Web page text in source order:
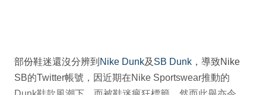
部份鞋迷還沒分辨到 Nike Dunk及 SB Dunk ，導致Nike
SB的Twitter帳號，因近期在Nike Sportswear推動的